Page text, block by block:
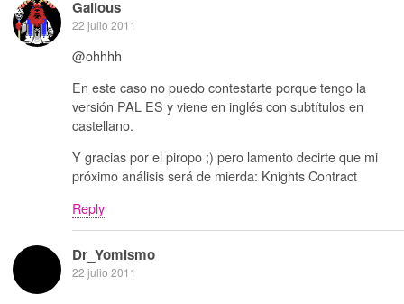
Galious
22 julio 2011
@ohhhh
En este caso no puedo contestarte porque tengo la
versión PAL ES y viene en inglés con subtítulos en
castellano.
Y gracias por el piropo ;) pero lamento decirte que mi
próximo análisis será de mierda: Knights Contract
Reply
Dr_Yomismo
22 julio 2011